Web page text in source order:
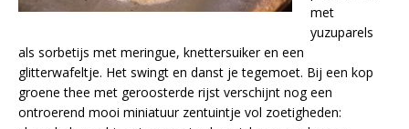
met
yuzuparels
als sorbetijs met meringue, knettersuiker en een
glitterwafeltje. Het swingt en danst je tegemoet. Bij een kop
groene thee met geroosterde rijst verschijnt nog een
ontroerend mooi miniatuur zentuintje vol zoetigheden: